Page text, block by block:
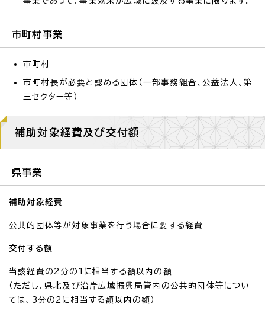
市町村事業
市町村
市町村長が必要と認める団体（一部事務組合、公益法人、第
三セクター等）
補助対象経費及び交付額
県事業
補助対象経費
公共的団体等が対象事業を行う場合に要する経費
交付する額
当該経費の2分の1に相当する額以内の額
（ただし、県北及び沿岸広域振興局管内の公共的団体等につい
ては、3分の2に相当する額以内の額）